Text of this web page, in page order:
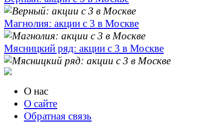
Магнолия: акции с 3 в Москве
Мясницкий ряд: акции с 3 в Москве
О нас
О сайте
Обратная связь